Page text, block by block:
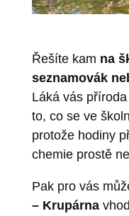
Řešíte kam na
seznamovák
Láká vás
to, co se ve
protože hodiny
chemie prostě
Pak pro vás
– Krupárna